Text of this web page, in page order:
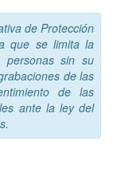
de Protección
que se limita la
personas sin su
de las
de las
ante la ley del